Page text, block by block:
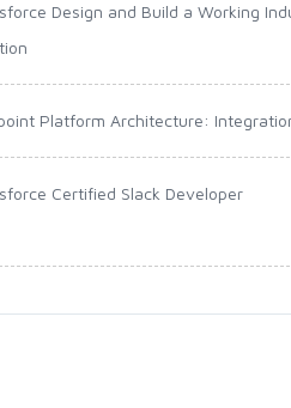
Design and Build a Working
Platform Architecture:
Certified Slack Developer